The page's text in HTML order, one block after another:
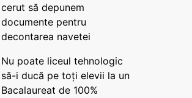
cerut să depunem
documente pentru
decontarea navetei
Nu poate liceul tehnologic
să-i ducă pe toți elevii la un
Bacalaureat de 100%